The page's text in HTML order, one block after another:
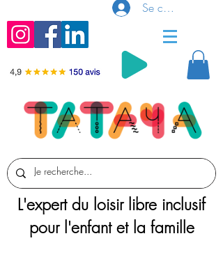
Se connecter
L'expert du loisir libre inclusif
pour l'enfant et la famille